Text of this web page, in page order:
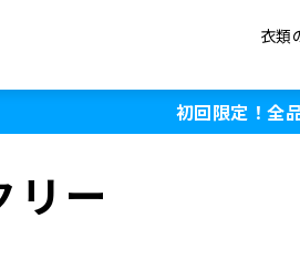
衣類
初回限定！全
リー